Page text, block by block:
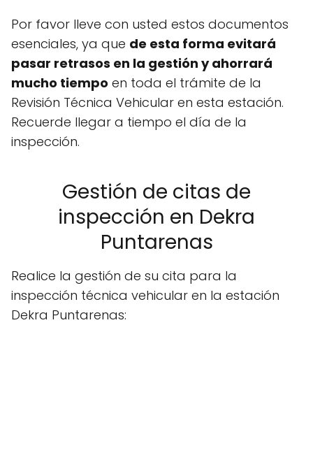
Por favor lleve con usted estos documentos
esenciales, ya que de esta forma evitará
pasar retrasos en la gestión y ahorrará
mucho tiempo en toda el trámite de la
Revisión Técnica Vehicular en esta estación.
Recuerde llegar a tiempo el día de la
inspección.
Gestión de citas de
inspección en Dekra
Puntarenas
Realice la gestión de su cita para la
inspección técnica vehicular en la estación
Dekra Puntarenas: